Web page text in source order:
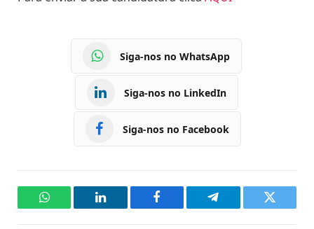
Siga-nos no WhatsApp
Siga-nos no LinkedIn
Siga-nos no Facebook
WhatsAppLinkedIn Facebook Telegram Twitter